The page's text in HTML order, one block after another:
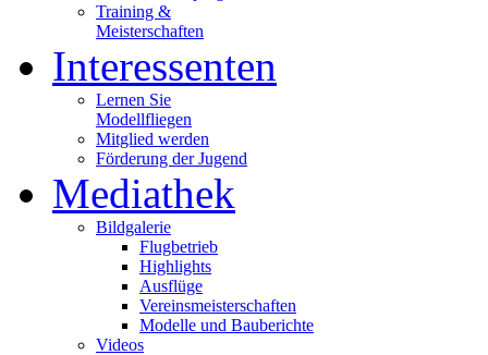
Training &
Meisterschaften
Interessenten
Lernen Sie
Modellfliegen
Mitglied werden
Förderung der Jugend
Mediathek
Bildgalerie
Flugbetrieb
Highlights
Ausflüge
Vereinsmeisterschaften
Modelle und Bauberichte
Videos